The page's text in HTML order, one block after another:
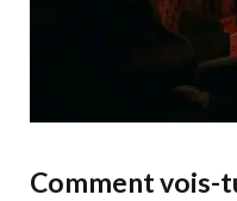
Comment vois-